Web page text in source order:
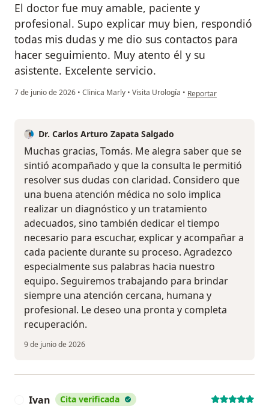
El doctor fue muy amable, paciente y
profesional. Supo explicar muy bien, respondió
todas mis dudas y me dio sus contactos para
hacer seguimiento. Muy atento él y su
asistente. Excelente servicio.
7 de junio de 2026 • Clinica Marly • Visita Urología • en opinión del usuario
Reportar
Dr. Carlos Arturo Zapata Salgado
Muchas gracias, Tomás. Me alegra saber que se
sintió acompañado y que la consulta le permitió
resolver sus dudas con claridad. Considero que
una buena atención médica no solo implica
realizar un diagnóstico y un tratamiento
adecuados, sino también dedicar el tiempo
necesario para escuchar, explicar y acompañar a
cada paciente durante su proceso. Agradezco
especialmente sus palabras hacia nuestro
equipo. Seguiremos trabajando para brindar
siempre una atención cercana, humana y
profesional. Le deseo una pronta y completa
recuperación.
9 de junio de 2026
Ivan Cita verificada